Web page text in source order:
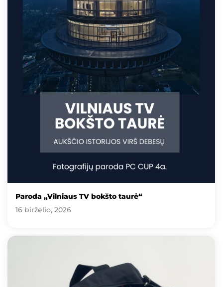
Paroda „Vilniaus TV bokšto taurė“
16 birželio, 2026